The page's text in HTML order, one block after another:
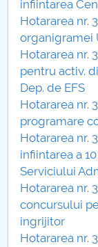
Hotărâri
Hotărări
infiintarea
Hotararea nr.
organigramei
Hotararea nr.
pentru activ.
Dep. de EFS
Hotararea nr.
programare
Hotararea nr.
infiintarea a
Serviciului
Hotararea nr.
concursului
ingrijitor
Hotararea nr.